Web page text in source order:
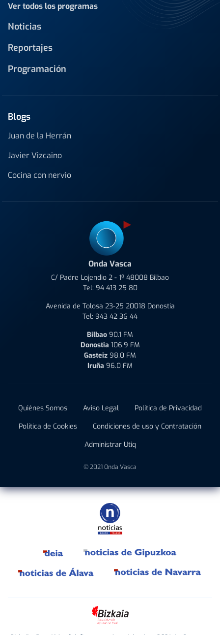
Ver todos los programas
Noticias
Reportajes
Programación
Blogs
Juan de la Herrán
Javier Vizcaino
Cocina con nervio
Onda Vasca
C/ Padre Lojendio 2 - 1º 48008 Bilbao
Tel: 94 413 25 80
Avenida de Tolosa 23-25 20018 Donostia
Tel: 943 42 36 44
Bilbao 90.1 FM
Donostia 106.9 FM
Gasteiz 98.0 FM
Iruña 96.0 FM
Quiénes Somos Aviso Legal
Política de Privacidad
Política de Cookies
Condiciones de uso y Contratación
Administrar Utiq
© 2021 Onda Vasca